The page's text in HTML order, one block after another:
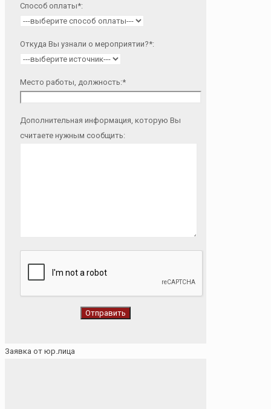
Способ оплаты*:
Откуда Вы узнали о мероприятии?*:
Место работы, должность:*
Дополнительная информация, которую Вы
считаете нужным сообщить:
Заявка от юр.лица